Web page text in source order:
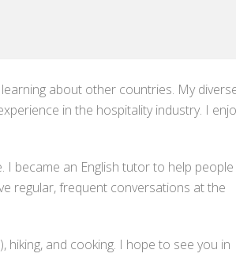
about other countries. My
in the hospitality industry. I
I became an English tutor to help people
regular, frequent conversations at the
and cooking. I hope to see you in